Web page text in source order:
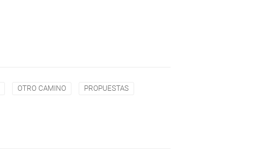
OTRO CAMINO PROPUESTAS